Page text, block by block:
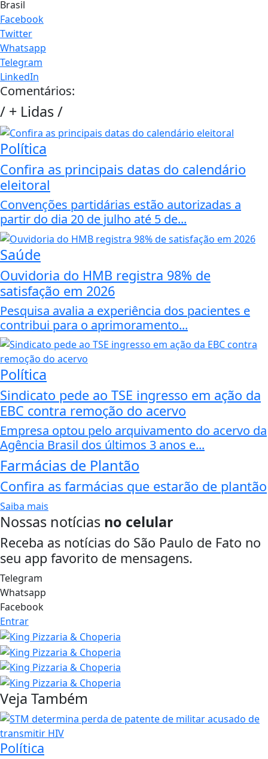
Brasil
Facebook
Twitter
Whatsapp
Telegram
LinkedIn
Comentários:
/ + Lidas/
Política
Confira as principais datas do calendário
eleitoral
Convenções partidárias estão autorizadas a
partir do dia 20 de julho até 5 de...
Saúde
Ouvidoria do HMB registra 98% de
satisfação em 2026
Pesquisa avalia a experiência dos pacientes e
contribui para o aprimoramento...
Política
Sindicato pede ao TSE ingresso em ação da
EBC contra remoção do acervo
Empresa optou pelo arquivamento do acervo da
Agência Brasil dos últimos 3 anos e...
Farmácias de Plantão
Confira as farmácias que estarão de plantão
Saiba mais
Nossas notícias no celular
Receba as notícias do São Paulo de Fato no
seu app favorito de mensagens.
Telegram
Whatsapp
Facebook
Entrar
Veja Também
Política